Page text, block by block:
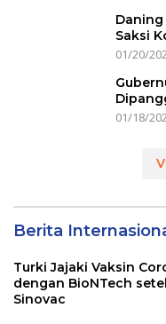
Daning
Saksi
01/20/
01/18/
Berita
Turki Jajaki Vaksin
dengan BioNTech
Sinovac